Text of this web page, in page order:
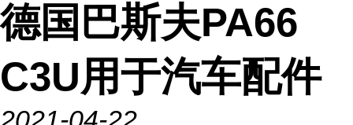
德国巴斯夫PA66
C3U用于汽车配件